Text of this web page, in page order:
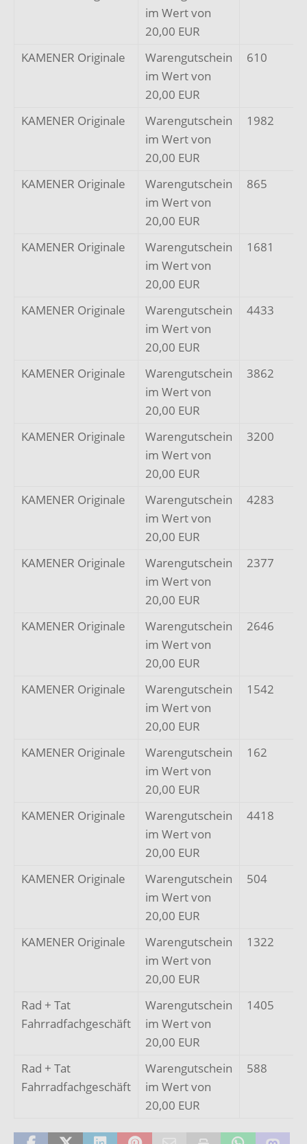
im Wert von
20,00 EUR
KAMENER Originale
Warengutschein
im Wert von
20,00 EUR
610
KAMENER Originale
Warengutschein
im Wert von
20,00 EUR
1982
KAMENER Originale
Warengutschein
im Wert von
20,00 EUR
865
KAMENER Originale
Warengutschein
im Wert von
20,00 EUR
1681
KAMENER Originale
Warengutschein
im Wert von
20,00 EUR
4433
KAMENER Originale
Warengutschein
im Wert von
20,00 EUR
3862
KAMENER Originale
Warengutschein
im Wert von
20,00 EUR
3200
KAMENER Originale
Warengutschein
im Wert von
20,00 EUR
4283
KAMENER Originale
Warengutschein
im Wert von
20,00 EUR
2377
KAMENER Originale
Warengutschein
im Wert von
20,00 EUR
2646
KAMENER Originale
Warengutschein
im Wert von
20,00 EUR
1542
KAMENER Originale
Warengutschein
im Wert von
20,00 EUR
162
KAMENER Originale
Warengutschein
im Wert von
20,00 EUR
4418
KAMENER Originale
Warengutschein
im Wert von
20,00 EUR
504
KAMENER Originale
Warengutschein
im Wert von
20,00 EUR
1322
Rad + Tat
Fahrradfachgeschäft
Warengutschein
im Wert von
20,00 EUR
1405
Rad + Tat
Fahrradfachgeschäft
Warengutschein
im Wert von
20,00 EUR
588